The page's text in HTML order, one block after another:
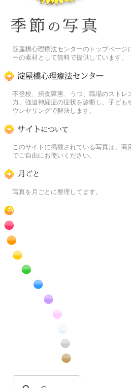
淀屋橋心理療法センターのトップページ
ーの素材として無料で提供しています。
不登校、摂食障害、うつ、職場のストレ
力、強迫神経症の症状を診断し、子ども
ウンセリングで解決します。
このサイトに掲載されている写真は、商
でご自由にお使いください。
写真を月ごとに整理してます。
RSS
赤色の花のフリー写真素材
橙色の花のフリー写真素材
黄色の花のフリー写真素材
緑色の花のフリー写真素材
青色の花のフリー写真素材
紫色の花のフリー写真素材
白色の花のフリー写真素材
昆虫のフリー写真素材